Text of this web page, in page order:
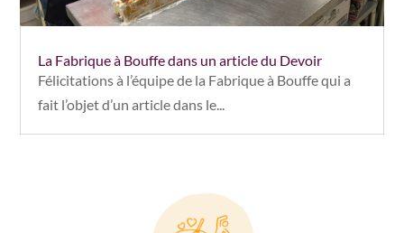
La Fabrique à Bouffe dans un article du Devoir
Félicitations à l’équipe de la Fabrique à Bouffe qui a
fait l’objet d’un article dans le...